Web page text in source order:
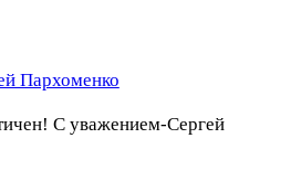
Пархоменко
С уважением-Сергей